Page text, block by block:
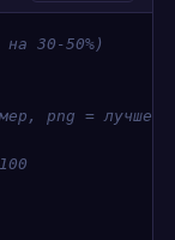
30-50%)
png = лучше